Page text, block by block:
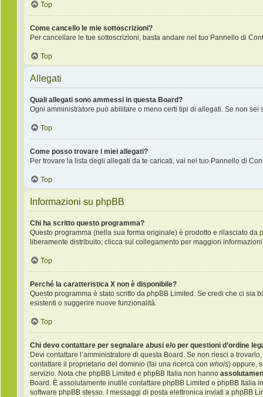
Top
Come cancello le mie sottoscrizioni?
Per cancellare le tue sottoscrizioni, basta andare nel tuo Pannello di
Top
Allegati
Quali allegati sono ammessi in questa Board?
Ogni amministratore può abilitare o meno certi tipi di allegati. Se non
Top
Come posso trovare i miei allegati?
Per trovare la lista degli allegati da te caricati, vai nel tuo Pannello di
Top
Informazioni su phpBB
Chi ha scritto questo programma?
Questo programma (nella sua forma originale) è prodotto e rilasciato da
liberamente distribuito; clicca sul collegamento per maggiori
Top
Perché la caratteristica X non è disponibile?
Questo programma è stato scritto da phpBB Limited. Se credi che ci
esistenti o suggerire nuove funzionalità.
Top
Chi devo contattare per segnalare abusi e/o per questioni d’ordine
Devi contattare l’amministratore di questa Board. Se non riesci a
contattare il proprietario del dominio (fai una ricerca con whois) oppure,
servizio. Nota che phpBB Limited e phpBB Italia non hanno
Board. È assolutamente inutile contattare phpBB Limited o phpBB
software phpBB stesso. I messaggi di posta elettronica inviati a phpBB